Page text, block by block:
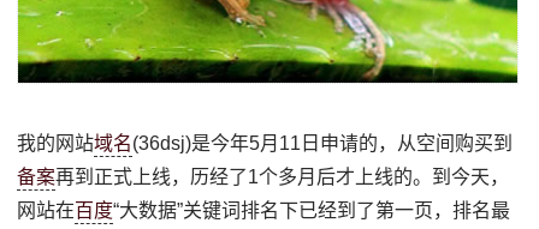
我的网站域名(36dsj)是今年5月11日申请的，从空间购买到
备案再到正式上线，历经了1个多月后才上线的。到今天，
网站在百度“大数据”关键词排名下已经到了第一页，排名最